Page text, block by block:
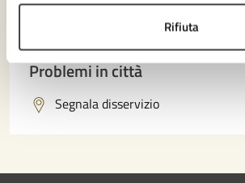
Rifiuta
Prenota appuntamento
Problemi in città
Segnala disservizio